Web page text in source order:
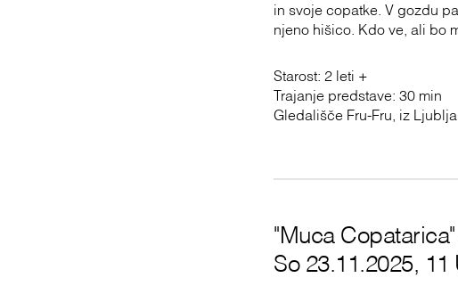
in svoje copatke. V gozdu
njeno hišico. Kdo ve, ali bo
Starost: 2 leti +
Trajanje predstave: 30 min
Gledališče Fru-Fru, iz
"Muca
So 23.11.2025, 11